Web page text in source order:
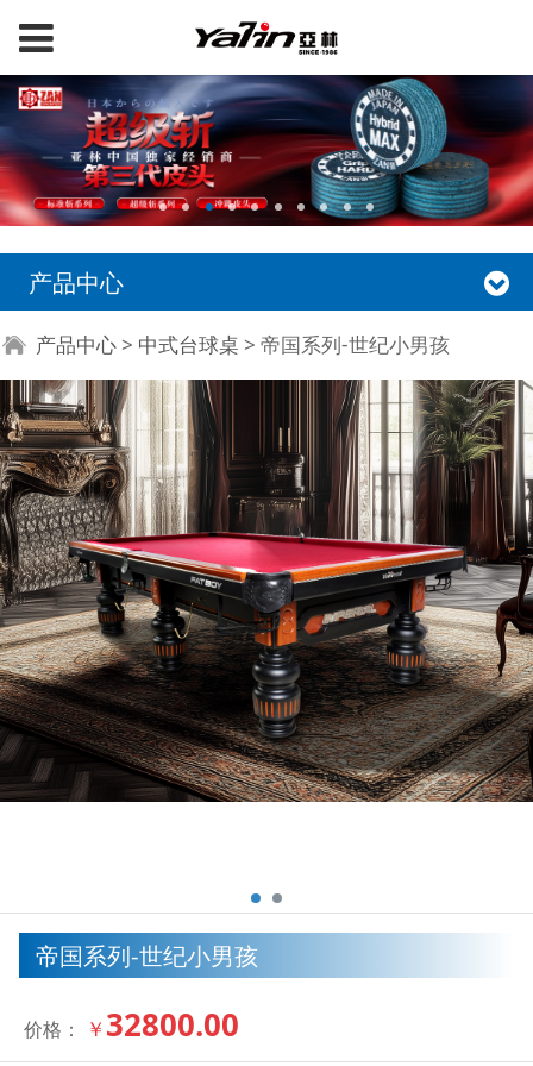
产品中心
帝国系列-世纪小男孩
产品中心 > 中式台球桌 > 帝国系列-世纪小男孩
帝国系列-世纪小男孩
价格： ￥ 32800.00